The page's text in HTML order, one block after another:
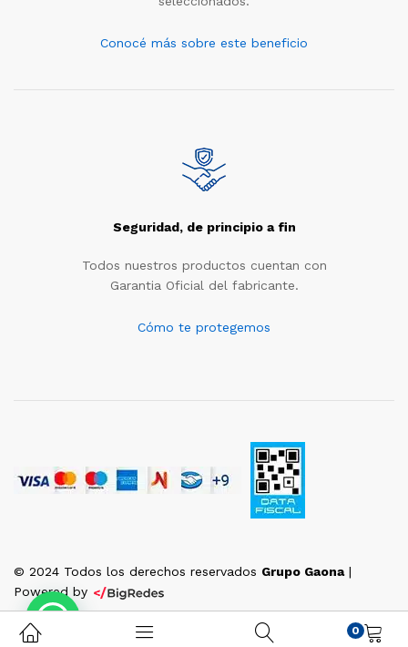
Conocé más sobre este beneficio
Seguridad, de principio a fin
Todos nuestros productos cuentan con
Garantia Oficial del fabricante.
Cómo te protegemos
© 2024 Todos los derechos reservados Grupo Gaona|
Powered by
0